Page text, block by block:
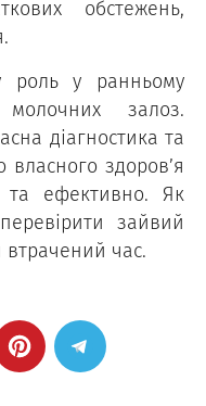
обстежень,
роль у ранньому
залоз.
діагностика та
власного здоров’я
та ефективно. Як
зайвий
втрачений час.